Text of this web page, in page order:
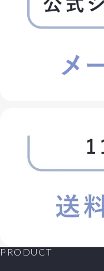
PRODUCT